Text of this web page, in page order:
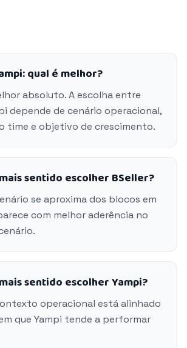
qual é melhor?
absoluto. A escolha entre
depende de cenário operacional,
time e objetivo de crescimento.
sentido escolher BSeller?
se aproxima dos blocos em
com melhor aderência no
sentido escolher Yampi?
operacional está alinhado
que Yampi tende a performar